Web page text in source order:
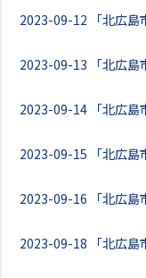
2023-09-12 「北広
2023-09-13 「北広
2023-09-14 「北広
2023-09-15 「北広
2023-09-16 「北広
2023-09-18 「北広